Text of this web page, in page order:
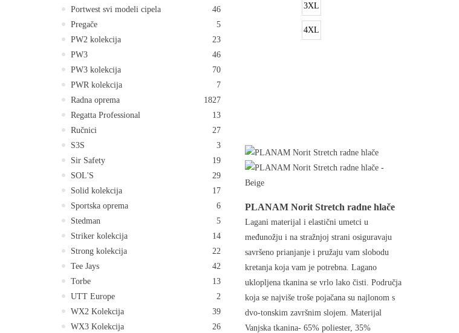
3XL
4XL
PLANAM Norit Stretch radne hlače
Lagani materijal i elastični umetci u
međunožju i na stražnjoj strani osiguravaju
savršeno prianjanje i pružaju vam slobodu
kretanja koja vam je potrebna. Lagano
uklopljena tkanina se vrlo lako čisti. Područja
koja se najviše troše pojačana su najlonom s
dvo-tonskim završnim slojem. Materijal
Vanjska tkanina- 65% poliester, 35%
Portwest svi modeli cipela
46
Pregače
5
PW2 kolekcija
23
PW3
46
PW3 kolekcija
70
PWR kolekcija
7
Radna oprema
1827
Regatta Professional
13
Ručnici
27
S3S
3
Sir Safety
19
SOL'S
29
Solid kolekcija
17
Sportska oprema
6
Stedman
5
Striker kolekcija
14
Strong kolekcija
22
Tee Jays
42
Torbe
13
UTT Europe
2
WX2 Kolekcija
39
WX3 Kolekcija
26